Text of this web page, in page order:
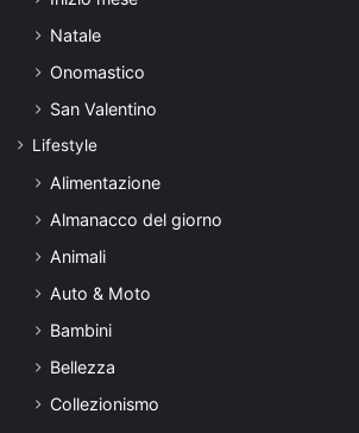
Natale
Onomastico
San Valentino
Lifestyle
Alimentazione
Almanacco del giorno
Animali
Auto & Moto
Bambini
Bellezza
Collezionismo